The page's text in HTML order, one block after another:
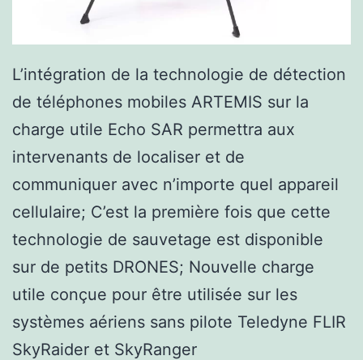
L’intégration de la technologie de détection
de téléphones mobiles ARTEMIS sur la
charge utile Echo SAR permettra aux
intervenants de localiser et de
communiquer avec n’importe quel appareil
cellulaire; C’est la première fois que cette
technologie de sauvetage est disponible
sur de petits DRONES; Nouvelle charge
utile conçue pour être utilisée sur les
systèmes aériens sans pilote Teledyne FLIR
SkyRaider et SkyRanger